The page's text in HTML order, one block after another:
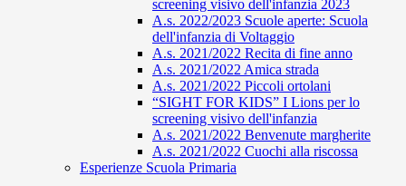
screening visivo dell'infanzia 2023
A.s. 2022/2023 Scuole aperte: Scuola
dell'infanzia di Voltaggio
A.s. 2021/2022 Recita di fine anno
A.s. 2021/2022 Amica strada
A.s. 2021/2022 Piccoli ortolani
“SIGHT FOR KIDS” I Lions per lo
screening visivo dell'infanzia
A.s. 2021/2022 Benvenute margherite
A.s. 2021/2022 Cuochi alla riscossa
Esperienze Scuola Primaria